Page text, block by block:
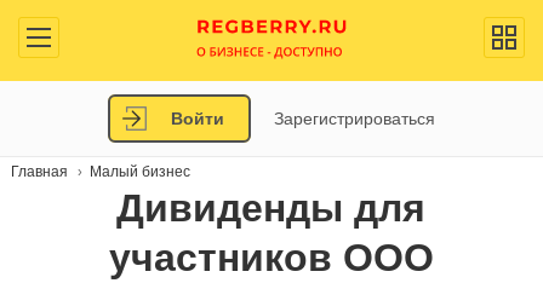
Войти Зарегистрироваться
Главная Малый бизнес
Дивиденды для
участников ООО